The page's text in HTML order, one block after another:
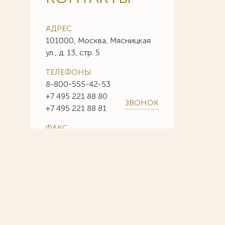
АДРЕС
101000, Москва, Мясницкая
ул., д. 13, стр. 5
ТЕЛЕФОНЫ
8-800-555-42-53
+7 495 221 88 80
+7 495 221 88 81
ЗВОНОК
ФАКС